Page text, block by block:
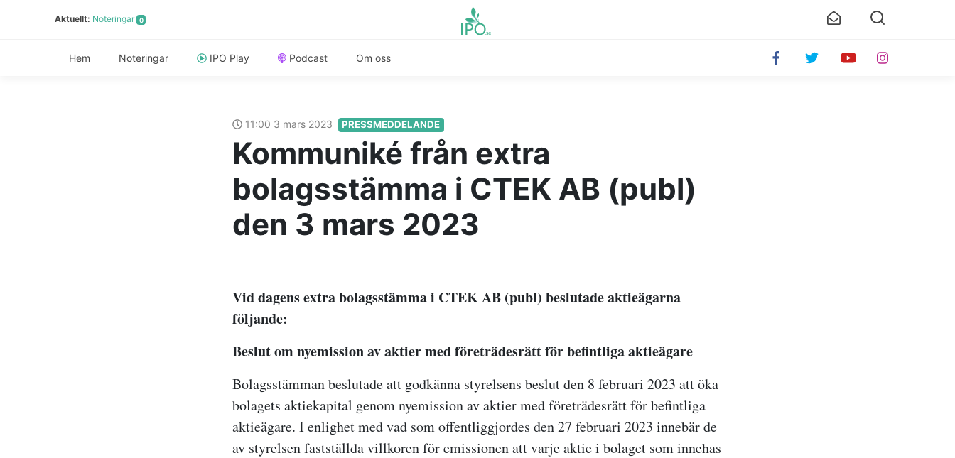
Aktuellt: Noteringar 0
Hem Noteringar IPO Play Podcast Om oss
11:00 3 mars 2023 PRESSMEDDELANDE
Kommuniké från extra
bolagsstämma i CTEK AB (publ)
den 3 mars 2023
Vid dagens extra bolagsstämma i CTEK AB (publ) beslutade aktieägarna
följande:
Beslut om nyemission av aktier med företrädesrätt för befintliga aktieägare
Bolagsstämman beslutade att godkänna styrelsens beslut den 8 februari 2023 att öka
bolagets aktiekapital genom nyemission av aktier med företrädesrätt för befintliga
aktieägare. I enlighet med vad som offentliggjordes den 27 februari 2023 innebär de
av styrelsen fastställda villkoren för emissionen att varje aktie i bolaget som innehas